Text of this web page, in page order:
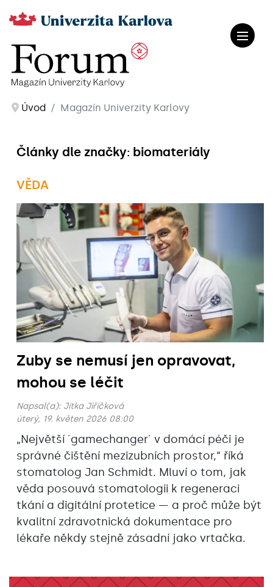
Úvod Magazín Univerzity Karlovy
Články dle značky: biomateriály
VĚDA
Zuby se nemusí jen opravovat,
mohou se léčit
Napsal(a): Jitka Jiřičková
úterý, 19. květen 2026 08:00
„Největší ´gamechanger´ v domácí péči je
správné čištění mezizubních prostor,“ říká
stomatolog Jan Schmidt. Mluví o tom, jak
věda posouvá stomatologii k regeneraci
tkání a digitální protetice — a proč může být
kvalitní zdravotnická dokumentace pro
lékaře někdy stejně zásadní jako vrtačka.